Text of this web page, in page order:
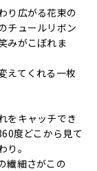
り広がる花束の
チュールリボン
みがこぼれま
えてくれる一枚
をキャッチでき
度どこから見て
。
繊細さがこの